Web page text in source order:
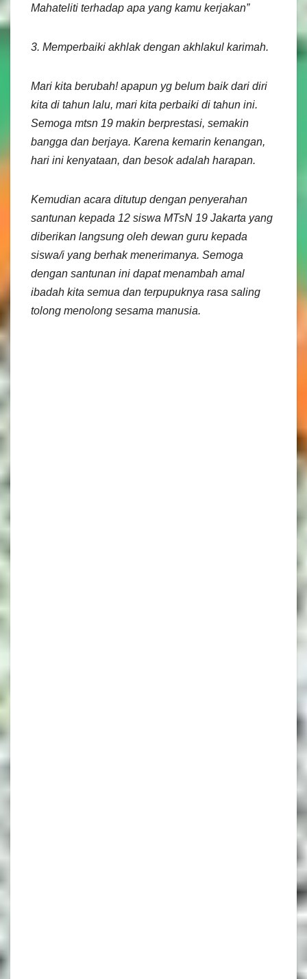
Mahateliti terhadap apa yang kamu kerjakan”
3. Memperbaiki akhlak dengan akhlakul karimah.
Mari kita berubah! apapun yg belum baik dari diri
kita di tahun lalu, mari kita perbaiki di tahun ini.
Semoga mtsn 19 makin berprestasi, semakin
bangga dan berjaya. Karena kemarin kenangan,
hari ini kenyataan, dan besok adalah harapan.
Kemudian acara ditutup dengan penyerahan
santunan kepada 12 siswa MTsN 19 Jakarta yang
diberikan langsung oleh dewan guru kepada
siswa/i yang berhak menerimanya. Semoga
dengan santunan ini dapat menambah amal
ibadah kita semua dan terpupuknya rasa saling
tolong menolong sesama manusia.